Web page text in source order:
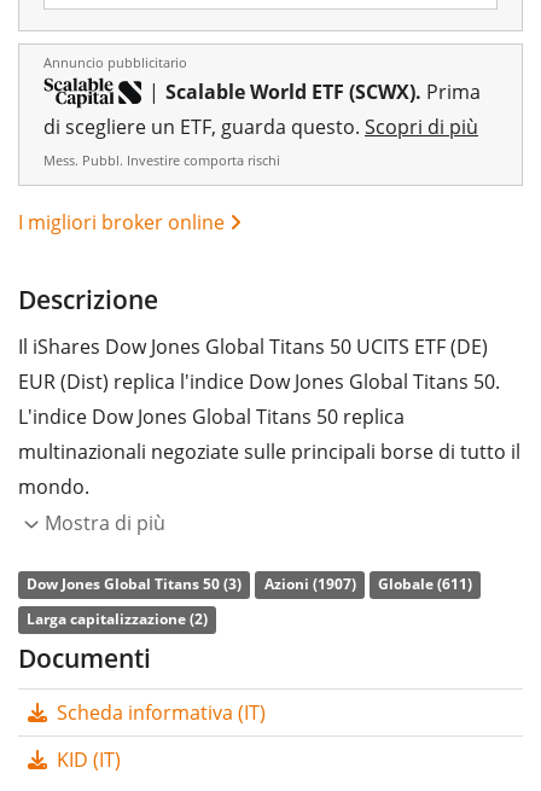
Annuncio pubblicitario
| Scalable World ETF (SCWX). Prima
di scegliere un ETF, guarda questo. Scopri di più
Mess. Pubbl. Investire comporta rischi
I migliori broker online
Descrizione
Il iShares Dow Jones Global Titans 50 UCITS ETF (DE)
EUR (Dist) replica l'indice Dow Jones Global Titans 50.
L'indice Dow Jones Global Titans 50 replica
multinazionali negoziate sulle principali borse di tutto il
mondo.
spesa complessiva
0,51% annuo. Il iShares Dow Jones Global Titans 50
UCITS ETF (DE) EUR (Dist) è l’ETF più grande che replica
l'indice Dow Jones Global Titans 50. L’ETF replica la
campionamento(acquistando solo i componenti più
importanti dello stesso). I dividendi dell'ETF sono
Mostra di più
Dow Jones Global Titans 50 (3) Azioni (1907)
Globale (611)
Larga capitalizzazione (2)
Documenti
Scheda informativa (IT)
KID (IT)